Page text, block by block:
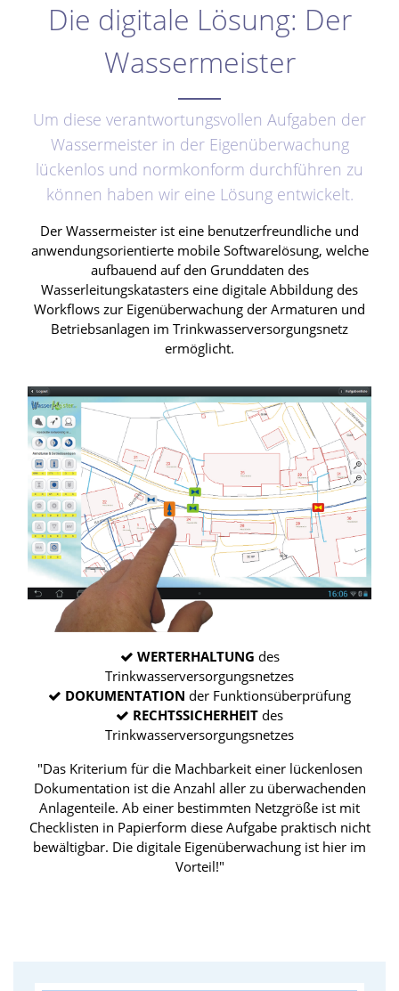
Die digitale Lösung: Der
Wassermeister
Um diese verantwortungsvollen Aufgaben der
Wassermeister in der Eigenüberwachung
lückenlos und normkonform durchführen zu
können haben wir eine Lösung entwickelt.
Der Wassermeister ist eine benutzerfreundliche und
anwendungsorientierte mobile Softwarelösung, welche
aufbauend auf den Grunddaten des
Wasserleitungskatasters eine digitale Abbildung des
Workflows zur Eigenüberwachung der Armaturen und
Betriebsanlagen im Trinkwasserversorgungsnetz
ermöglicht.
WERTERHALTUNG des
Trinkwasserversorgungsnetzes
DOKUMENTATION der Funktionsüberprüfung
RECHTSSICHERHEIT des
Trinkwasserversorgungsnetzes
"Das Kriterium für die Machbarkeit einer lückenlosen
Dokumentation ist die Anzahl aller zu überwachenden
Anlagenteile. Ab einer bestimmten Netzgröße ist mit
Checklisten in Papierform diese Aufgabe praktisch nicht
bewältigbar. Die digitale Eigenüberwachung ist hier im
Vorteil!"